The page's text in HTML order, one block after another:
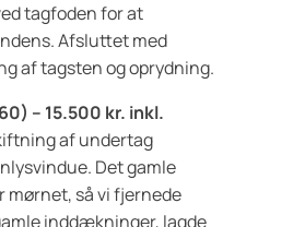
tagfoden for at
Afsluttet med
af tagsten og oprydning.
– 15.500 kr. inkl.
af undertag
Det gamle
mørnet, så vi fjernede
inddækninger, lagde